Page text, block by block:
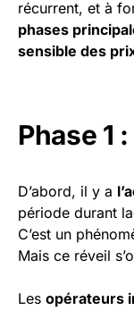
récurrent, et à
phases
sensible des
Phase 1
D’abord, il y a
période durant
C’est un
Mais ce réveil
Les opérateurs